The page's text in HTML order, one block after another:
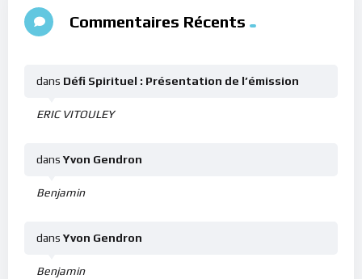
Commentaires Récents
ERIC VITOULEY
dans Défi Spirituel : Présentation de l’émission
Benjamin
dans Yvon Gendron
Benjamin
dans Yvon Gendron